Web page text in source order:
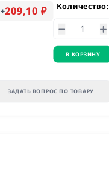
+209,10 ₽ Количество:
В КОРЗИНУ
ЗАДАТЬ ВОПРОС ПО ТОВАРУ